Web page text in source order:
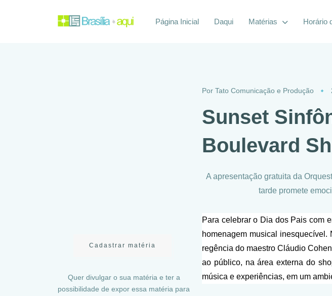
Página Inicial Daqui Matérias Horário
Por Tato Comunicação e Produção
Sunset
Boulevard
A apresentação gratuita da
tarde promete
Para celebrar o Dia dos Pais com
homenagem musical
regência do maestro Cláudio
ao público, na área externa do
música e experiências, em um
Cadastrar matéria
Quer divulgar o sua matéria e ter a
possibilidade de expor essa matéria para